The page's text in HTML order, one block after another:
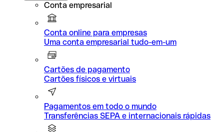
Conta empresarial
Conta online para empresas
Uma conta empresarial tudo-em-um
Cartões de pagamento
Cartões físicos e virtuais
Pagamentos em todo o mundo
Transferências SEPA e internacionais rápidas